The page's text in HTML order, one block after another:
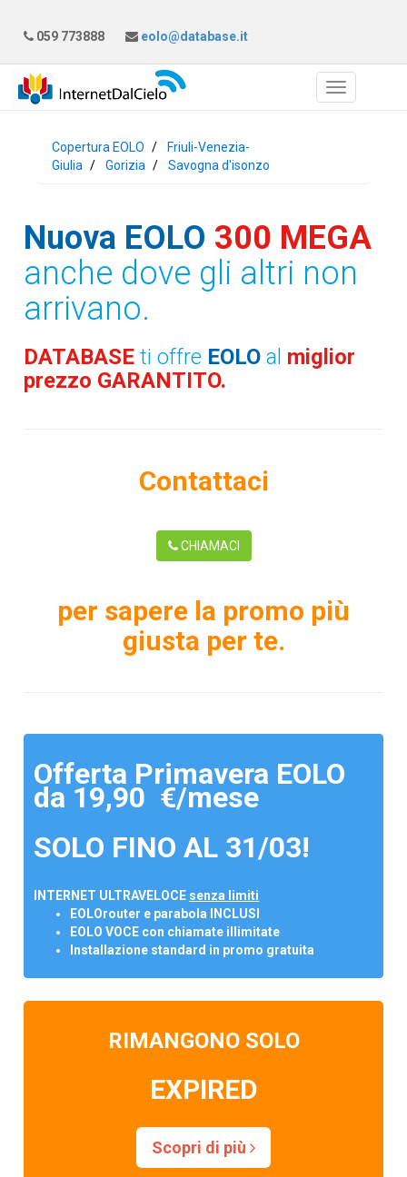
059 773888 eolo@database.it
Copertura EOLO
Friuli-Venezia-
Giulia
Gorizia Savogna d'isonzo
Nuova EOLO 300 MEGA
anche dove gli altri non
arrivano.
DATABASEti offre EOLO al miglior
prezzo GARANTITO.
Contattaci
CHIAMACI
per sapere la promo più
giusta per te.
Offerta Primavera EOLO
da 19,90 €/mese
SOLO FINO AL 31/03!
INTERNET ULTRAVELOCE senza limiti
EOLOrouter e parabola INCLUSI
EOLO VOCE con chiamate illimitate
Installazione standard in promo gratuita
RIMANGONO SOLO
EXPIRED
Scopri di più